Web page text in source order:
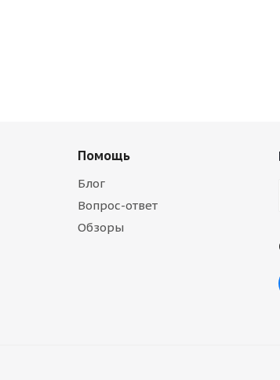
Помощь
Блог
Вопрос-ответ
Обзоры